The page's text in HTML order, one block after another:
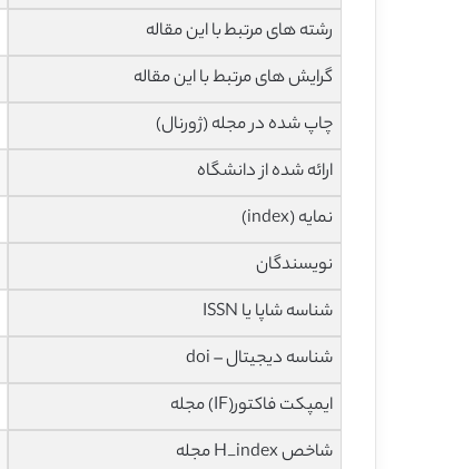
رشته های مرتبط با این مقاله
گرایش های مرتبط با این مقاله
چاپ شده در مجله (ژورنال)
ارائه شده از دانشگاه
نمایه (index)
نویسندگان
شناسه شاپا یا ISSN
شناسه دیجیتال – doi
ایمپکت فاکتور(IF) مجله
شاخص H_index مجله